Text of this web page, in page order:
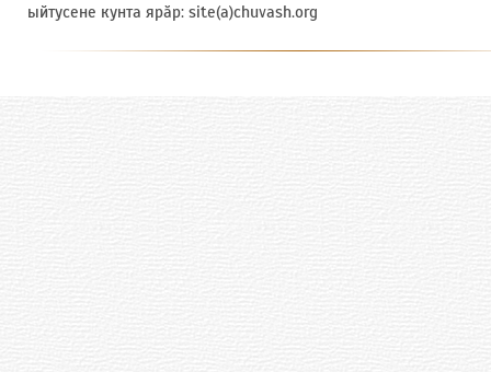
ыйтусене кунта ярӑр: site(a)chuvash.org